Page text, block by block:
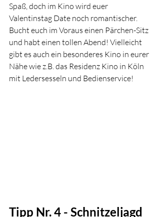
Spaß, doch im Kino wird euer
Valentinstag Date noch romantischer.
Bucht euch im Voraus einen Pärchen-Sitz
und habt einen tollen Abend! Vielleicht
gibt es auch ein besonderes Kino in eurer
Nähe wie z.B. das Residenz Kino in Köln
mit Ledersesseln und Bedienservice!
Tipp Nr. 4 - Schnitzeljagd